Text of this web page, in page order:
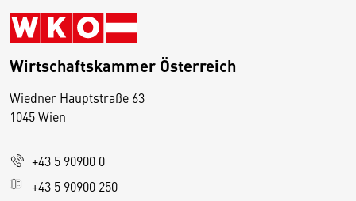
Wirtschaftskammer Österreich
Wiedner Hauptstraße 63
1045 Wien
+43 5 90900 0
+43 5 90900 250
D
s
e